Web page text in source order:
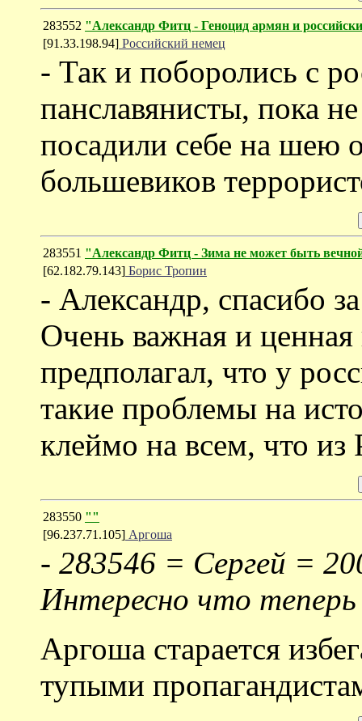
283552 "Александр Фитц - Геноцид армян и
[91.33.198.94] Российский немец
- Так и поборолись с
панславянисты, пока
посадили себе на шею
большевиков
283551 "Александр Фитц - Зима не может быть
[62.182.79.143] Борис Тропин
- Александр, спасибо
Очень важная и
предполагал, что у
такие проблемы на
клеймо на всем, что из
283550 ""
[96.237.71.105] Аргоша
- 283546 = Сергей =
Интересно что
Аргоша старается
тупыми